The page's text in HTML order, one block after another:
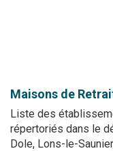
Maisons de
Liste des
répertoriés dans le
Dole, Lons-le-